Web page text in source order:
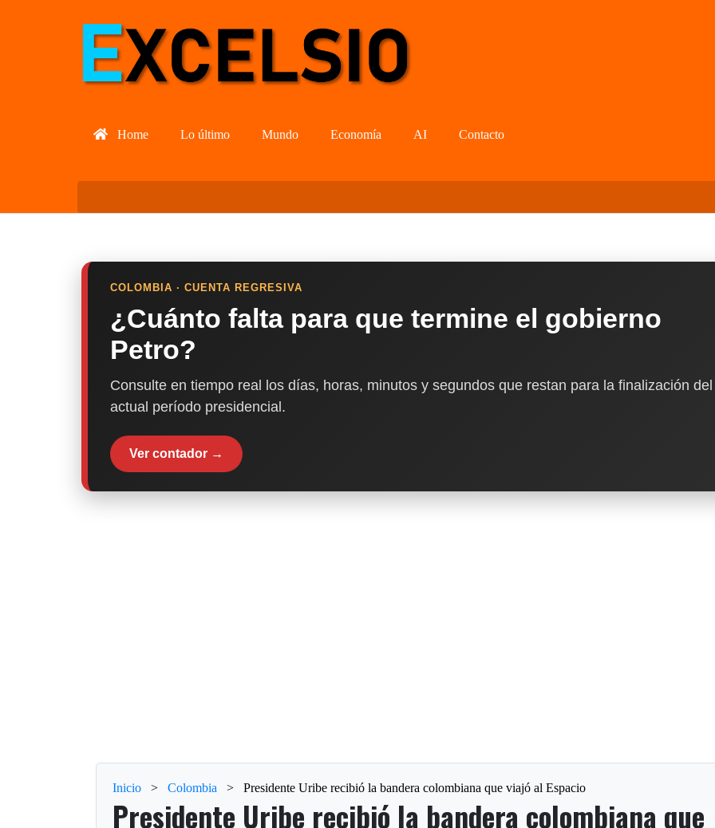
Home Lo último Mundo Economía AI Contacto
COLOMBIA · CUENTA REGRESIVA
¿Cuánto falta para que termine el gobierno
Petro?
Consulte en tiempo real los días, horas, minutos y segundos que restan para la finalización del
actual período presidencial.
Ver contador →
Inicio > Colombia > Presidente Uribe recibió la bandera colombiana que viajó al Espacio
Presidente Uribe recibió la bandera colombiana que